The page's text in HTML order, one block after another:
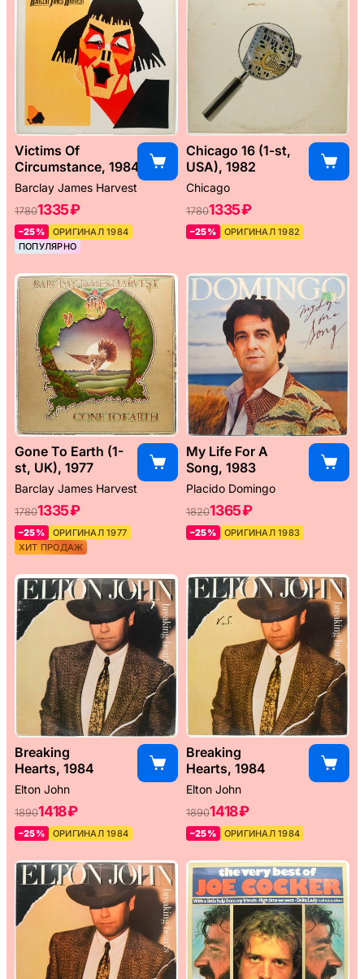
Victims Of
Circumstance, 1984
Barclay James Harvest
17801335 ₽
–25%
ОРИГИНАЛ 1984
ПОПУЛЯРНО
Chicago 16 (1-st,
USA), 1982
Chicago
17801335 ₽
–25% ОРИГИНАЛ 1982
Gone To Earth (1-
st, UK), 1977
Barclay James Harvest
17801335 ₽
–25%
ОРИГИНАЛ 1977
ХИТ ПРОДАЖ
My Life For A
Song, 1983
Placido Domingo
18201365 ₽
–25% ОРИГИНАЛ 1983
Breaking
Hearts, 1984
Elton John
18901418 ₽
–25% ОРИГИНАЛ 1984
Breaking
Hearts, 1984
Elton John
18901418 ₽
–25% ОРИГИНАЛ 1984